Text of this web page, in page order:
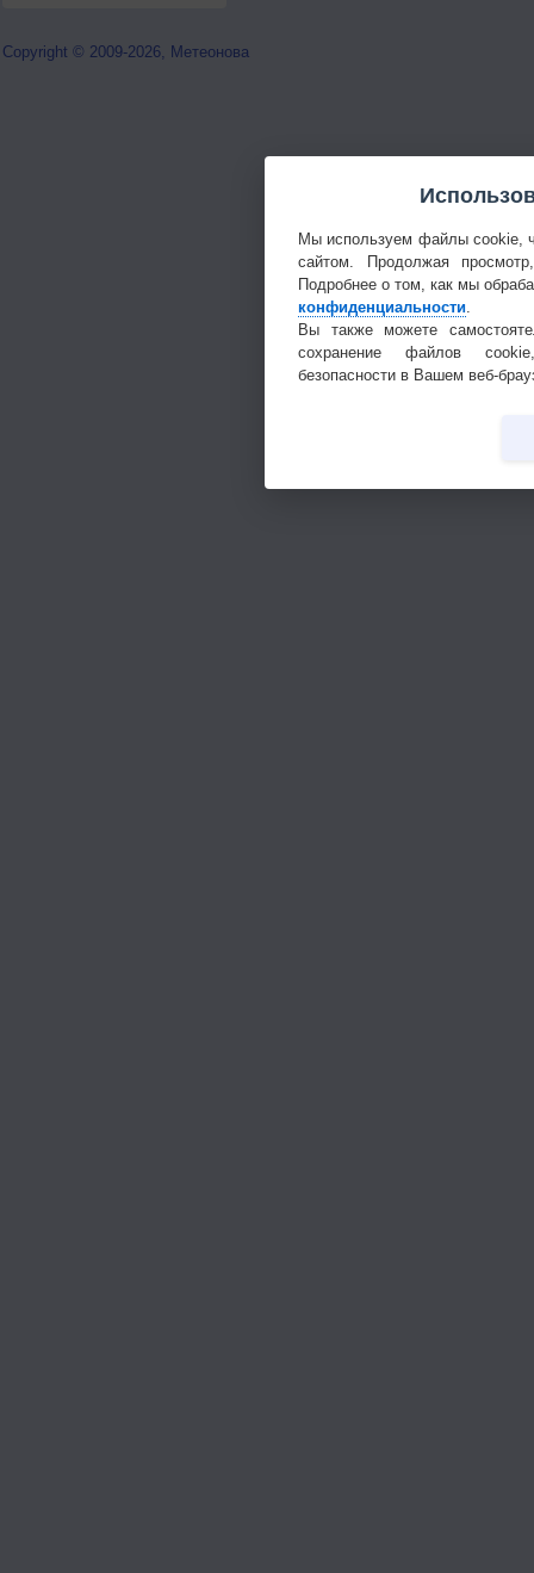
Copyright © 2009-2026, Метеонова
Мы используем файлы cookie,
сайтом. Продолжая
Подробнее о том, как мы
конфиденциальности.
Вы также можете
сохранение файлов
безопасности в Вашем веб-